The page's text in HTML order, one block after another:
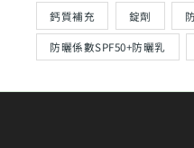
鈣質補充 錠劑
防曬係數SPF50+防曬乳